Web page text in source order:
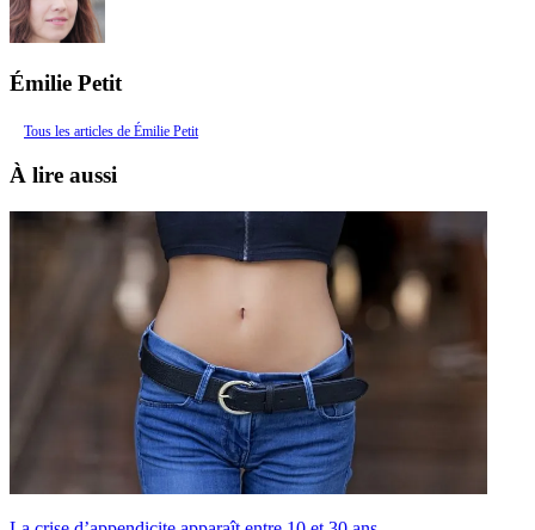
Émilie Petit
Tous les articles de Émilie Petit
À lire aussi